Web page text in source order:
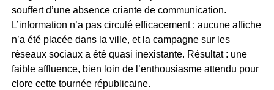
souffert d’une absence criante de communication.
L’information n’a pas circulé efficacement : aucune affiche
n’a été placée dans la ville, et la campagne sur les
réseaux sociaux a été quasi inexistante. Résultat : une
faible affluence, bien loin de l’enthousiasme attendu pour
clore cette tournée républicaine.